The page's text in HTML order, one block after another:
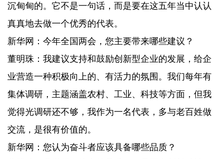
沉甸甸的。它不是一句话，而是要在这五年当中认认
真真地去做一个优秀的代表。
新华网：今年全国两会，您主要带来哪些建议？
董明珠：我建议支持和鼓励创新型企业的发展，给企
业营造一种积极向上的、有活力的氛围。我们每年有
集体调研，主题涵盖农村、工业、科技等方面，但我
觉得光调研还不够，我作为一名代表，多与老百姓做
交流，是很有价值的。
新华网：您认为奋斗者应该具备哪些品质？